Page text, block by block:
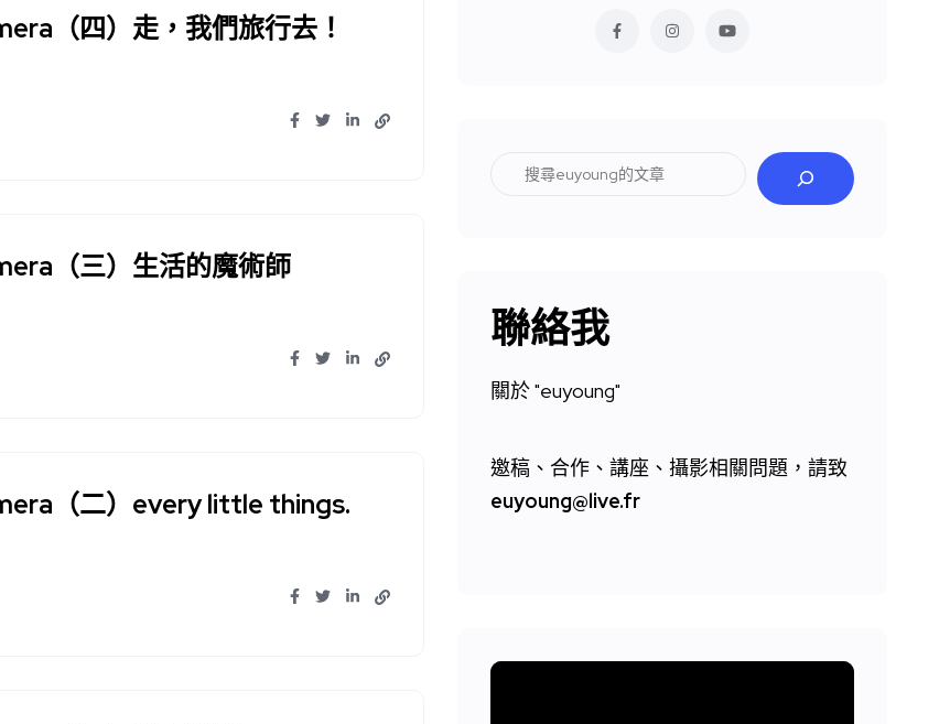
（四）走，我們旅行去！
（三）生活的魔術師
（二）every little things.
聯絡我
關於 "euyoung"
邀稿、合作、講座、攝影相關問題，請致
euyoung@live.fr